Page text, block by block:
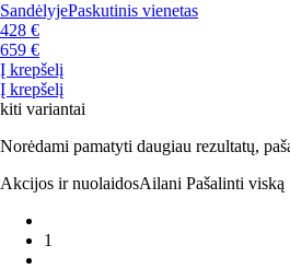
SandėlyjePaskutinis vienetas
428 €
659 €
Į krepšelį
Į krepšelį
kiti variantai
Norėdami pamatyti daugiau rezultatų,
Akcijos ir nuolaidosAilani Pašalinti viską
1